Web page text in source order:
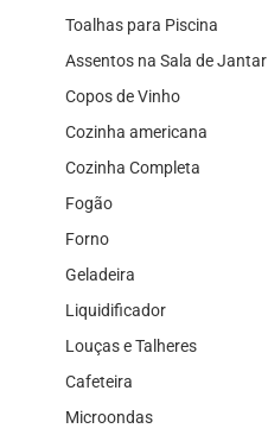
Toalhas para Piscina
Assentos na Sala de Jantar
Copos de Vinho
Cozinha americana
Cozinha Completa
Fogão
Forno
Geladeira
Liquidificador
Louças e Talheres
Cafeteira
Microondas